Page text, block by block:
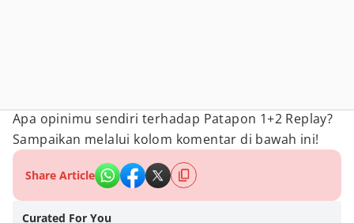
Apa opinimu sendiri terhadap Patapon 1+2 Replay?
Sampaikan melalui kolom komentar di bawah ini!
Share Article
Curated For You